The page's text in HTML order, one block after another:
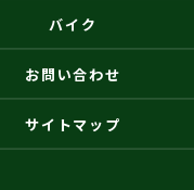
バイク
お問い合わせ
サイトマップ